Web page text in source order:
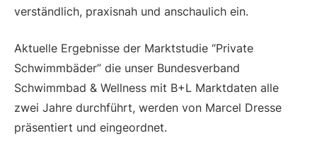
verständlich, praxisnah und anschaulich ein.
Aktuelle Ergebnisse der Marktstudie “Private
Schwimmbäder” die unser Bundesverband
Schwimmbad & Wellness mit B+L Marktdaten alle
zwei Jahre durchführt, werden von Marcel Dresse
präsentiert und eingeordnet.